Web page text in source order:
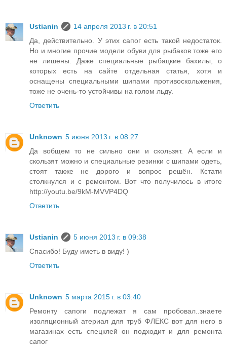
Ustianin
14 апреля 2013 г. в 20:51
Да, действительно. У этих сапог есть такой недостаток.
Но и многие прочие модели обуви для рыбаков тоже его
не лишены. Даже специальные рыбацкие бахилы, о
которых есть на сайте отдельная статья, хотя и
оснащены специальными шипами противоскольжения,
тоже не очень-то устойчивы на голом льду.
Ответить
Unknown 5 июня 2013 г. в 08:27
Да вобщем то не сильно они и скользят. А если и
скользят можно и специальные резинки с шипами одеть,
стоят также не дорого и вопрос решён. Кстати
столкнулся и с ремонтом. Вот что получилось в итоге
http://youtu.be/9kM-MVVP4DQ
Ответить
Ustianin
5 июня 2013 г. в 09:38
Спасибо! Буду иметь в виду! )
Ответить
Unknown 5 марта 2015 г. в 03:40
Ремонту сапоги подлежат я сам пробовал..знаете
изоляционный атериал для труб ФЛЕКС вот для него в
магазинах есть спецклей он подходит и для ремонта
сапог